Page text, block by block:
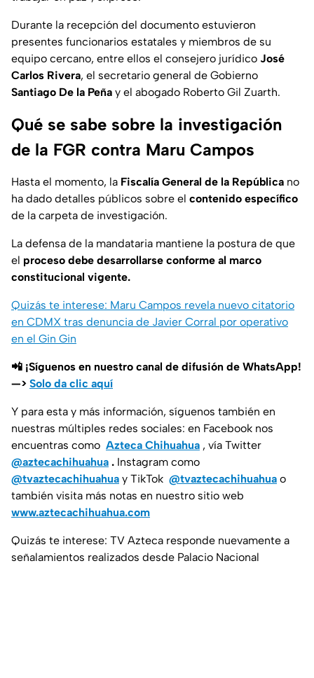
Durante la recepción del documento estuvieron
presentes funcionarios estatales y miembros de su
equipo cercano, entre ellos el consejero jurídico José
Carlos Rivera, el secretario general de Gobierno
Santiago De la Peña y el abogado Roberto Gil Zuarth.
Qué se sabe sobre la investigación
de la FGR contra Maru Campos
Hasta el momento, la Fiscalía General de la República no
ha dado detalles públicos sobre el contenido específico
de la carpeta de investigación.
La defensa de la mandataria mantiene la postura de que
el proceso debe desarrollarse conforme al marco
constitucional vigente.
Quizás te interese: Maru Campos revela nuevo citatorio
en CDMX tras denuncia de Javier Corral por operativo
en el Gin Gin
📲 ¡Síguenos en nuestro canal de difusión de WhatsApp!
—> Solo da clic aquí
Y para esta y más información, síguenos también en
nuestras múltiples redes sociales: en Facebook nos
encuentras como Azteca Chihuahua , vía Twitter
@aztecachihuahua . Instagram como
@tvaztecachihuahua y TikTok @tvaztecachihuahua o
también visita más notas en nuestro sitio web
www.aztecachihuahua.com
Quizás te interese: TV Azteca responde nuevamente a
señalamientos realizados desde Palacio Nacional